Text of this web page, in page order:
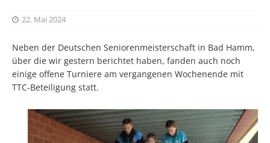
22. Mai 2024
Neben der Deutschen Seniorenmeisterschaft in Bad Hamm,
über die wir gestern berichtet haben, fanden auch noch
einige offene Turniere am vergangenen Wochenende mit
TTC-Beteiligung statt.